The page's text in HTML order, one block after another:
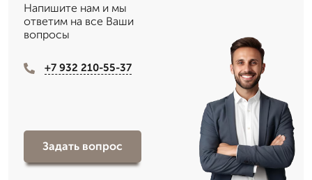
Напишите нам и мы
ответим на все Ваши
вопросы
+7 932 210-55-37
Задать вопрос